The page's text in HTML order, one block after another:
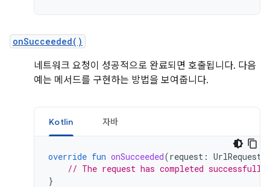
onSucceeded()
네트워크 요청이 성공적으로 완료되면 호출됩니다. 다음
예는 메서드를 구현하는 방법을 보여줍니다.
Kotlin 자바
override fun onSucceeded(request :
// The request has completed
}